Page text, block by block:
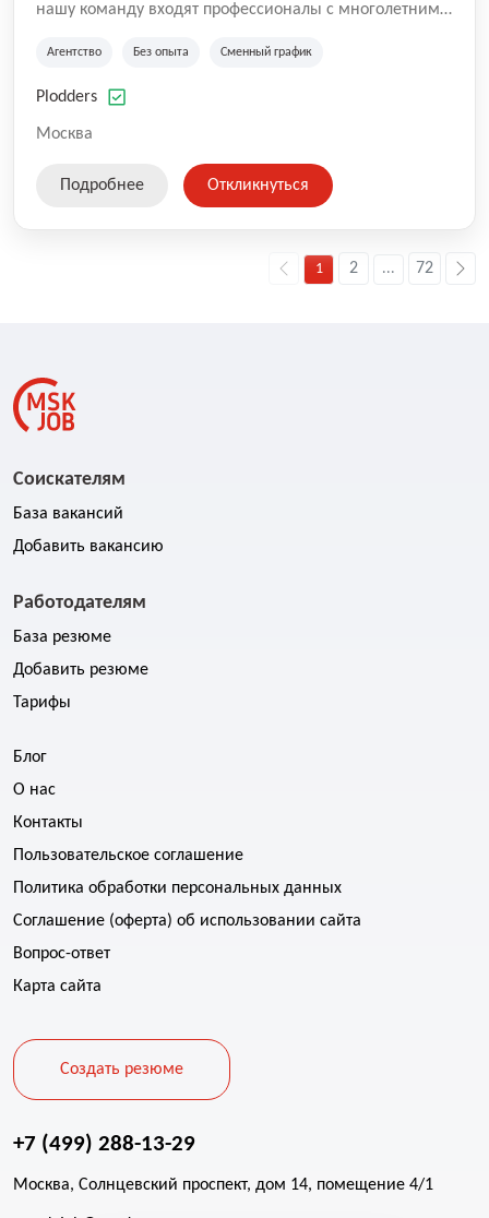
нашу команду входят профессионалы с многолетним
на рынке аутсорсинга, а накопленный опыт позволяют
оказываемых услуг.
Агентство Без опыта Сменный график
Plodders
Москва
Подробнее Откликнуться
1 2 ... 72
Соискателям
База вакансий
Добавить вакансию
Работодателям
База резюме
Добавить резюме
Тарифы
Блог
О нас
Контакты
Пользовательское соглашение
Политика обработки персональных данных
Соглашение (оферта) об использовании сайта
Вопрос-ответ
Карта сайта
Создать резюме
+7 (499) 288-13-29
Москва, Солнцевский проспект, дом 14, помещение 4/1